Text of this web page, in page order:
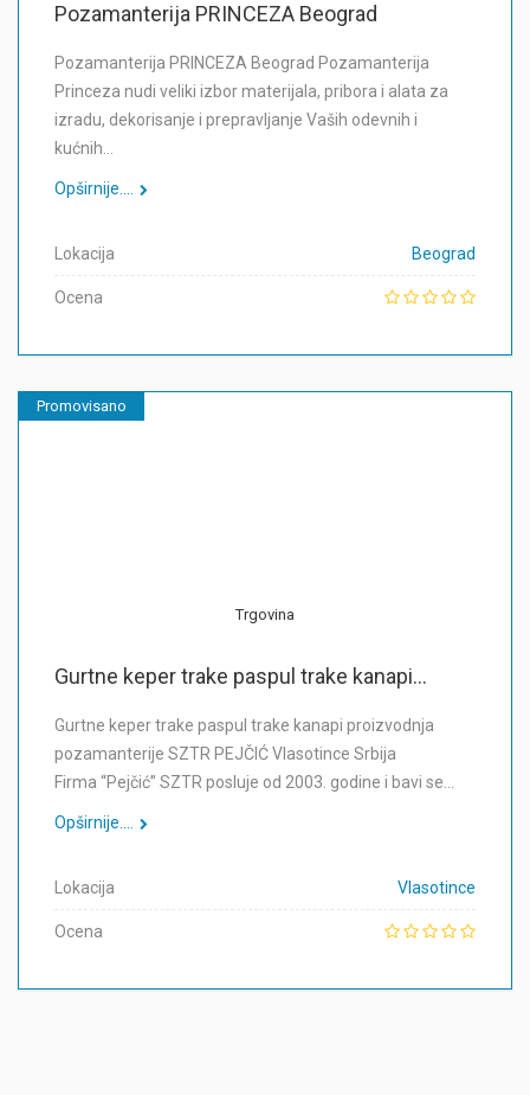
Pozamanterija PRINCEZA Beograd
Pozamanterija PRINCEZA Beograd Pozamanterija
Princeza nudi veliki izbor materijala, pribora i alata za
izradu, dekorisanje i prepravljanje Vaših odevnih i
kućnih…
Opširnije....
Lokacija Beograd
Ocena
Promovisano
Trgovina
Gurtne keper trake paspul trake kanapi...
Gurtne keper trake paspul trake kanapi proizvodnja
pozamanterije SZTR PEJČIĆ Vlasotince Srbija
Firma “Pejčić” SZTR posluje od 2003. godine i bavi se…
Opširnije....
Lokacija Vlasotince
Ocena